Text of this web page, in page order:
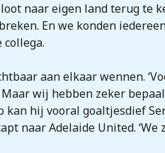
naar eigen land terug te
En we konden
aan elkaar wennen.
wij hebben zeker
kan hij vooral goaltjesdief
naar Adelaide United.